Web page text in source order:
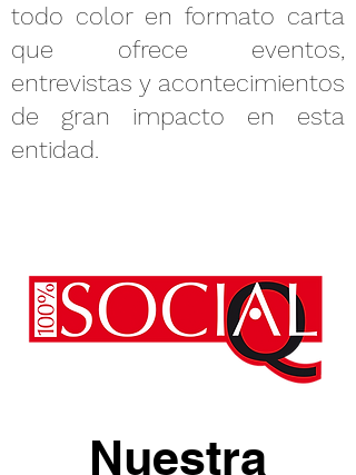
todo color en formato carta
que ofrece eventos,
entrevistas y acontecimientos
de gran impacto en esta
entidad.
Nuestra